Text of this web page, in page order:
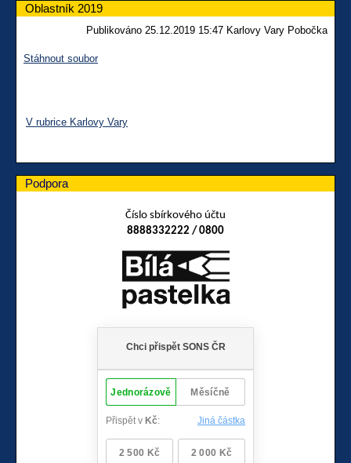
Oblastník 2019
Publikováno 25.12.2019 15:47 Karlovy Vary Pobočka
Stáhnout soubor
V rubrice Karlovy Vary
Podpora
Číslo sbírkového účtu
8888332222 / 0800